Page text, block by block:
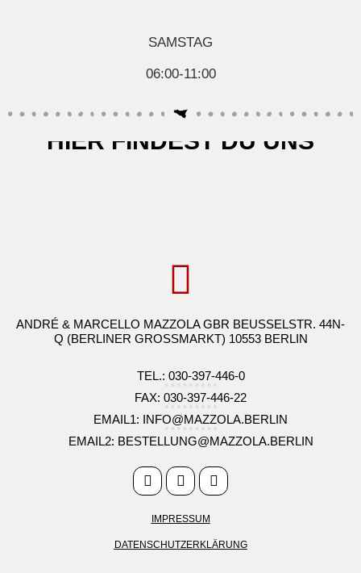
SAMSTAG
06:00-11:00
HIER FINDEST DU UNS
ANDRÉ & MARCELLO MAZZOLA GBR BEUSSELSTR. 44N-
Q (BERLINER GROSSMARKT) 10553 BERLIN
TEL.: 030-397-446-0
FAX: 030-397-446-22
EMAIL1: INFO@MAZZOLA.BERLIN
EMAIL2: BESTELLUNG@MAZZOLA.BERLIN
IMPRESSUM
DATENSCHUTZERKLÄRUNG